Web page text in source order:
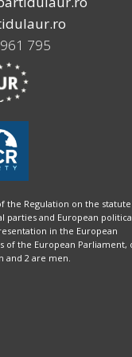
795
the Regulation on the statute
parties and European
in the European
of the European Parliament,
and 2 are men.